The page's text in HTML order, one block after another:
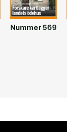
Nummer 569